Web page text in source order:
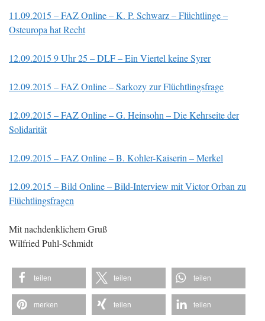
11.09.2015 – FAZ Online – K. P. Schwarz – Flüchtlinge –
Osteuropa hat Recht
12.09.2015 9 Uhr 25 – DLF – Ein Viertel keine Syrer
12.09.2015 – FAZ Online – Sarkozy zur Flüchtlingsfrage
12.09.2015 – FAZ Online – G. Heinsohn – Die Kehrseite der
Solidarität
12.09.2015 – FAZ Online – B. Kohler-Kaiserin – Merkel
12.09.2015 – Bild Online – Bild-Interview mit Victor Orban zu
Flüchtlingsfragen
Mit nachdenklichem Gruß
Wilfried Puhl-Schmidt
teilen teilen teilen
merken teilen teilen